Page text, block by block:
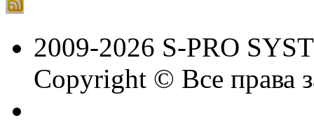
2009-2026 S-PRO
Copyright © Все права